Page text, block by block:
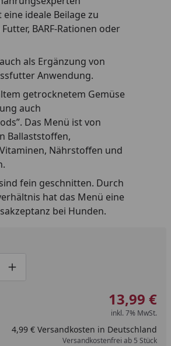
ideale Beilage zu
BARF-Rationen oder
als Ergänzung von
Anwendung.
getrocknetem Gemüse
auch
Das Menü ist von
Ballaststoffen,
Nährstoffen und
fein geschnitten. Durch
hat das Menü eine
bei Hunden.
um eins verringern
manuell eingeben
Produktmenge um eins erhöhen
13,99 €
inkl. 7% MwSt.
4,99 € Versandkosten in Deutschland
Versandkostenfrei ab 5 Stück